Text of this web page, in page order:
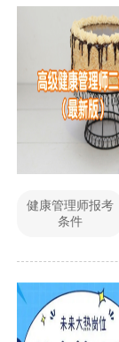
健康管理师报考
条件